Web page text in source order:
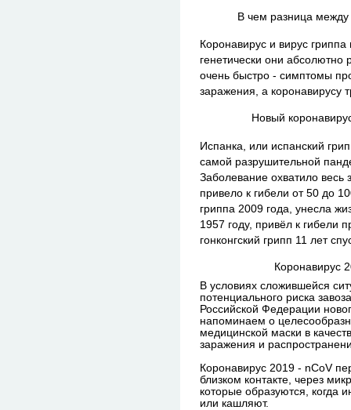
В чем разница между
Коронавирус и вирус
генетически они абсолютно
очень быстро - симптомы
заражения, а коронавирусу
Новый
Испанка, или испанский
самой разрушительной
Заболевание охватило
привело к гибели от 50 до
гриппа 2009 года, унесла
1957 году, привёл к гибели
гонконгский грипп 11 лет
Коронавирус
В условиях сложившейся
потенциального риска
Российской Федерации
напоминаем о
медицинской маски в
заражения и
Коронавирус 2019 - nCoV
близком контакте, через
которые образуются, когда
или кашляют.